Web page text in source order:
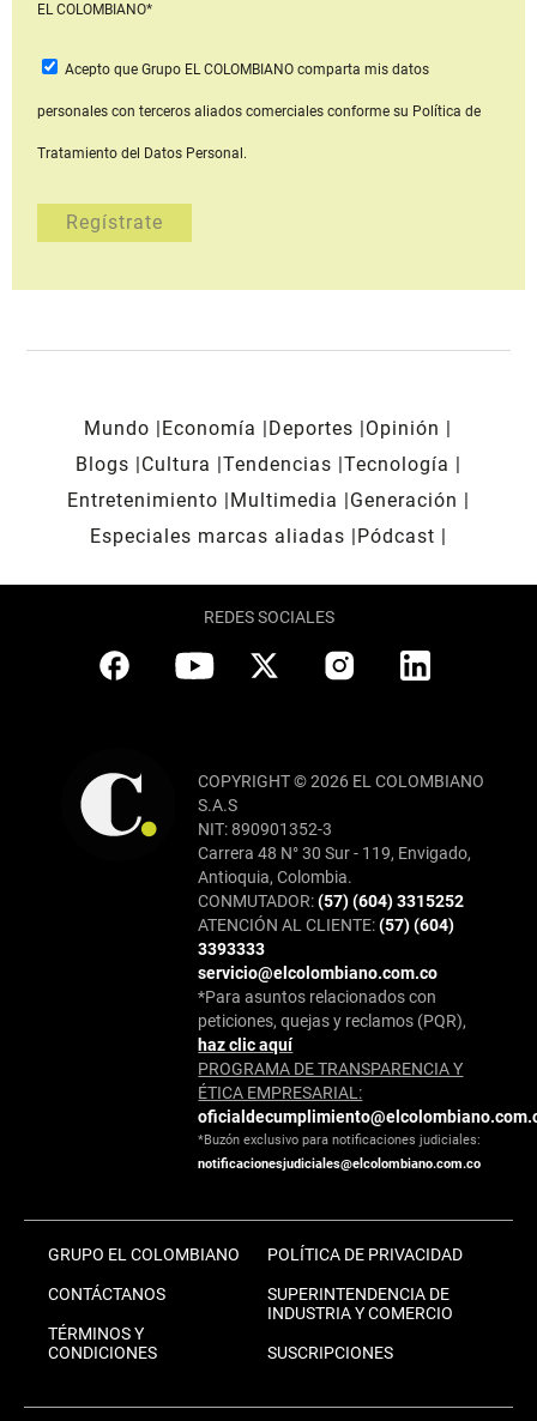
EL COLOMBIANO*
Acepto que Grupo EL COLOMBIANOcomparta mis datos
personales con terceros aliados comerciales conforme su Política de
Tratamiento del Datos Personal.
Mundo Economía Deportes
Opinión
Blogs
Cultura Tendencias Tecnología
Entretenimiento
Multimedia
Generación
Especiales marcas aliadas
Pódcast
REDES SOCIALES
COPYRIGHT © 2026 EL COLOMBIANO
S.A.S
NIT: 890901352-3
Carrera 48 N° 30 Sur - 119, Envigado,
Antioquia, Colombia.
CONMUTADOR:(57) (604) 3315252
ATENCIÓN AL CLIENTE:(57) (604)
3393333
servicio@elcolombiano.com.co
*Para asuntos relacionados con
peticiones, quejas y reclamos (PQR),
haz clic aquí
PROGRAMA DE TRANSPARENCIA Y
ÉTICA EMPRESARIAL:
*Buzón exclusivo para notificaciones judiciales:
notificacionesjudiciales@elcolombiano.com.co
GRUPO EL COLOMBIANO
CONTÁCTANOS
TÉRMINOS Y
CONDICIONES
POLÍTICA DE PRIVACIDAD
SUPERINTENDENCIA DE
INDUSTRIA Y COMERCIO
SUSCRIPCIONES